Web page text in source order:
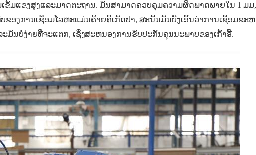
ຂັ້ມແຂງສູງແລະມາດຕະຖານ. ມັນສາມາດຄວບຄຸມຄວາມຜິດພາດພາຍໃນ 1 ມມ,
ຂອງການເຊື່ອມໂລຫະແມ່ນຄ້າຍຄືເກັດປາ, ສະນັ້ນມັນຍັງເອີ້ນວ່າການເຊື່ອມຂະຫ
ມັນບໍ່ງ່າຍທີ່ຈະແຕກ, ເຊິ່ງສະຫນອງການຮັບປະກັນຄຸນນະພາບຂອງເກົ້າອີ້.